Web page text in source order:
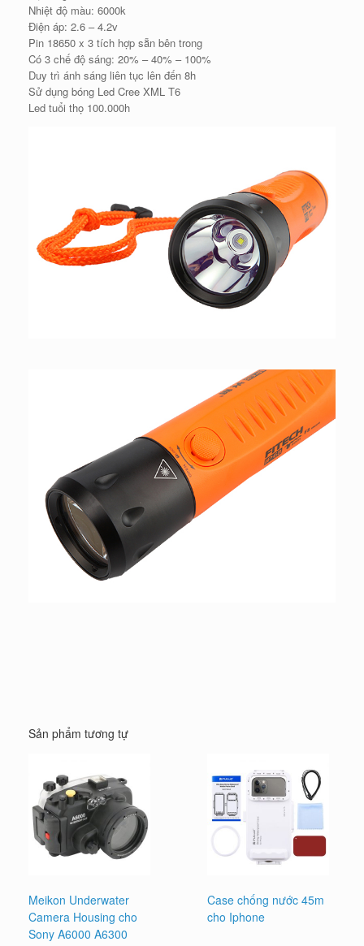
Nhiệt độ màu: 6000k
Điện áp: 2.6 – 4.2v
Pin 18650 x 3 tích hợp sẵn bên trong
Có 3 chế độ sáng: 20% – 40% – 100%
Duy trì ánh sáng liên tục lên đến 8h
Sử dụng bóng Led Cree XML T6
Led tuổi thọ 100.000h
Sản phẩm tương tự
Meikon Underwater
Camera Housing cho
Sony A6000 A6300
Case chống nước 45m
cho Iphone